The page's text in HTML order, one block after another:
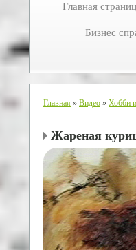
Главная
Бизнес
Главная » Видео » Хобби
Жареная